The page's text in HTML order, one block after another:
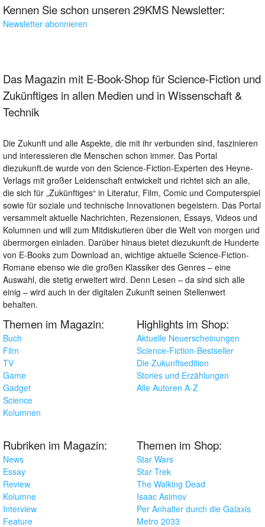
Kennen Sie schon unseren 29KMS Newsletter:
Newsletter abonnieren
Das Magazin mit E-Book-Shop für Science-Fiction und
Zukünftiges in allen Medien und in Wissenschaft &
Technik
Die Zukunft und alle Aspekte, die mit ihr verbunden sind, faszinieren
und interessieren die Menschen schon immer. Das Portal
diezukunft.de wurde von den Science-Fiction-Experten des Heyne-
Verlags mit großer Leidenschaft entwickelt und richtet sich an alle,
die sich für „Zukünftiges“ in Literatur, Film, Comic und Computerspiel
sowie für soziale und technische Innovationen begeistern. Das Portal
versammelt aktuelle Nachrichten, Rezensionen, Essays, Videos und
Kolumnen und will zum Mitdiskutieren über die Welt von morgen und
übermorgen einladen. Darüber hinaus bietet diezukunft.de Hunderte
von E-Books zum Download an, wichtige aktuelle Science-Fiction-
Romane ebenso wie die großen Klassiker des Genres – eine
Auswahl, die stetig erweitert wird. Denn Lesen – da sind sich alle
einig – wird auch in der digitalen Zukunft seinen Stellenwert
behalten.
Themen im Magazin:
Buch
Film
TV
Game
Gadget
Science
Kolumnen
Highlights im Shop:
Aktuelle Neuerscheinungen
Science-Fiction-Bestseller
Die Zukunftsedition
Stories und Erzählungen
Alle Autoren A-Z
Rubriken im Magazin:
News
Essay
Review
Kolumne
Interview
Feature
Themen im Shop:
Star Wars
Star Trek
The Walking Dead
Isaac Asimov
Per Anhalter durch die Galaxis
Metro 2033